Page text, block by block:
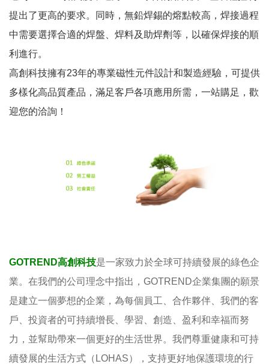
提出了更高的要求。同時，無鉛焊錫的熔點較高，焊接過程
中需要選擇合適的焊盤、焊料及助焊劑等，以確保焊接的順
利進行。
高創科技擁有23年的專業磁性元件設計和製造經驗，可提供
多樣化高品質產品，滿足客戶各項應用所需，一站購足，歡
迎您的洽詢！
GOTREND高創科技是一家致力於全球可持續發展的綠色企
業。在我們的公司理念中指出，GOTREND企業集團的願景
是建立一個夢想的企業，為每個員工、合作夥伴、我們的客
戶、投資者的可持續增長、學習、創造、盈利和幸福而努
力，並幫助帶來一個更好的生活世界。我們尊重健康和可持
續發展的生活方式（LOHAS），支持更好地保護環境的行